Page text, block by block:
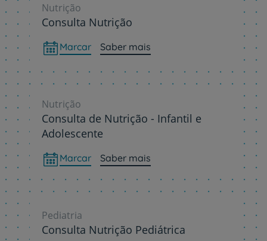
Nutrição
Consulta Nutrição
Marcar Saber mais
Nutrição
Consulta de Nutrição - Infantil e
Adolescente
Marcar Saber mais
Pediatria
Consulta Nutrição Pediátrica